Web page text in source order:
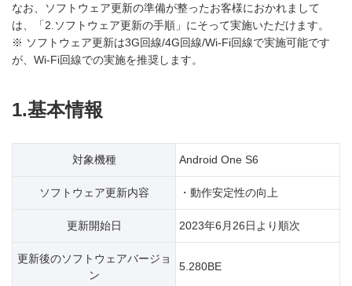
なお、ソフトウェア更新の準備が整ったお客様におかれまして
は、「2.ソフトウェア更新の手順」にそって実施いただけます。
※ ソフトウェア更新は3G回線/4G回線/Wi-Fi回線で実施可能です
が、Wi-Fi回線での実施を推奨します。
1.基本情報
対象機種 Android One S6
ソフトウェア更新内容 ・動作安定性の向上
更新開始日 2023年6月26日より順次
更新後のソフトウェアバージョ
ン
5.280BE